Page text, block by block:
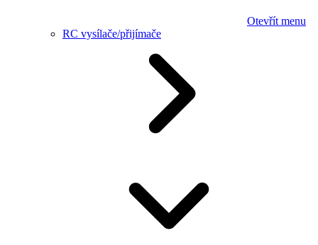
Otevřít menu
RC vysílače/přijímače